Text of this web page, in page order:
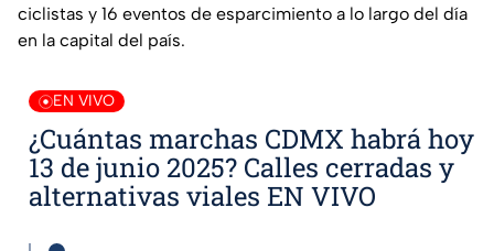
ciclistas y 16 eventos de esparcimiento a lo largo del día
en la capital del país.
EN VIVO
¿Cuántas marchas CDMX habrá hoy
13 de junio 2025? Calles cerradas y
alternativas viales EN VIVO